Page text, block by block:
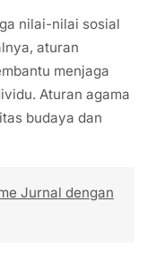
nilai-nilai sosial
aturan
menjaga
Aturan agama
budaya dan
Jurnal dengan